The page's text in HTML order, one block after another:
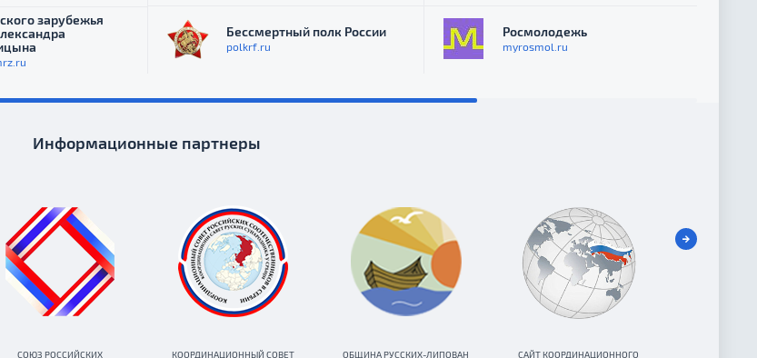
зарубежья
Бессмертный полк России
polkrf.ru
Росмолодежь
myrosmol.ru
Информационные партнеры
СОЮЗ РОССИЙСКИХ КООРДИНАЦИОННЫЙ СОВЕТ ОБЩИНА РУССКИХ-ЛИПОВАН САЙТ КООРДИНАЦИОННОГО